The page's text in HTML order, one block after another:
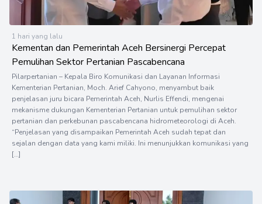
1 hari yang lalu
Kementan dan Pemerintah Aceh Bersinergi Percepat
Pemulihan Sektor Pertanian Pascabencana
Pilarpertanian – Kepala Biro Komunikasi dan Layanan Informasi
Kementerian Pertanian, Moch. Arief Cahyono, menyambut baik
penjelasan juru bicara Pemerintah Aceh, Nurlis Effendi, mengenai
mekanisme dukungan Kementerian Pertanian untuk pemulihan sektor
pertanian dan perkebunan pascabencana hidrometeorologi di Aceh.
“Penjelasan yang disampaikan Pemerintah Aceh sudah tepat dan
sejalan dengan data yang kami miliki. Ini menunjukkan komunikasi yang
[…]